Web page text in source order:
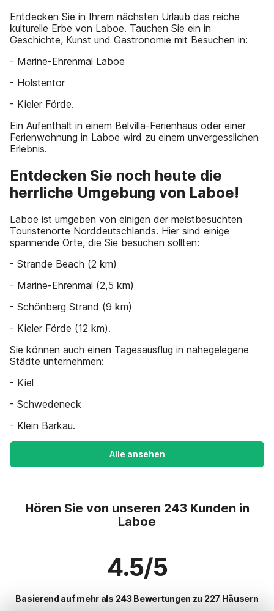
Entdecken Sie in Ihrem nächsten Urlaub das reiche
kulturelle Erbe von Laboe. Tauchen Sie ein in
Geschichte, Kunst und Gastronomie mit Besuchen in:
- Marine-Ehrenmal Laboe
- Holstentor
- Kieler Förde.
Ein Aufenthalt in einem Belvilla-Ferienhaus oder einer
Ferienwohnung in Laboe wird zu einem unvergesslichen
Erlebnis.
Entdecken Sie noch heute die
herrliche Umgebung von Laboe!
Laboe ist umgeben von einigen der meistbesuchten
Touristenorte Norddeutschlands. Hier sind einige
spannende Orte, die Sie besuchen sollten:
- Strande Beach (2 km)
- Marine-Ehrenmal (2,5 km)
- Schönberg Strand (9 km)
- Kieler Förde (12 km).
Sie können auch einen Tagesausflug in nahegelegene
Städte unternehmen:
- Kiel
- Schwedeneck
- Klein Barkau.
Alle ansehen
Hören Sie von unseren 243 Kunden in
Laboe
4.5/5
Basierend auf mehr als 243 Bewertungen zu 227 Häusern